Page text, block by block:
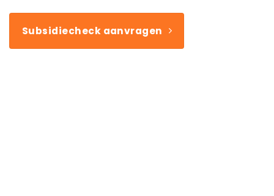
Subsidiecheck aanvragen